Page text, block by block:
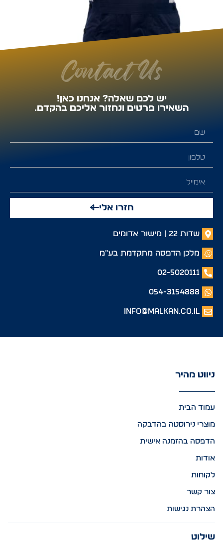
Contact Us
יש לכם שאלה? אנחנו כאן!
השאירו פרטים ונחזור אליכם בהקדם.
חזרו אלי
שדות 22 | מישור אדומים
מלכן הדפסה מתקדמת בע"מ
02-5020111
054-3154888
info@malkan.co.il
ניווט מהיר
עמוד הבית
מוצרי נירוסטה בהדבקה
הדפסה בהזמנה אישית
אודות
לקוחות
צור קשר
הצהרת נגישות
שילוט